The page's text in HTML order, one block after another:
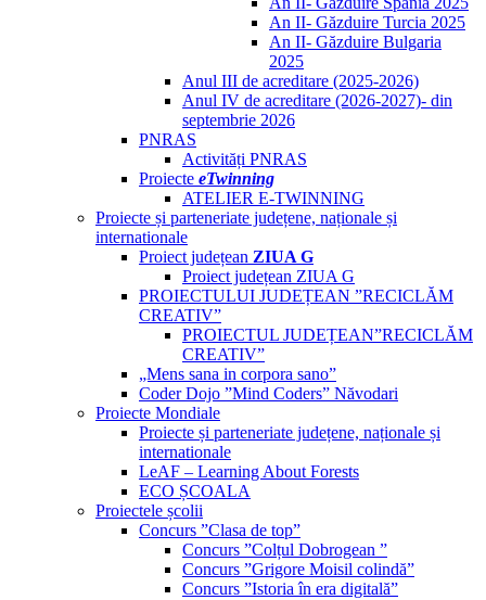
An II- Găzduire Turcia 2025
An II- Găzduire Bulgaria
2025
Anul III de acreditare (2025-2026)
Anul IV de acreditare (2026-2027)- din
septembrie 2026
PNRAS
Activități PNRAS
Proiecte eTwinning
ATELIER E-TWINNING
Proiecte și parteneriate județene, naționale și
internationale
Proiect județean ZIUA G
Proiect județean ZIUA G
PROIECTULUI JUDEȚEAN ”RECICLĂM
CREATIV”
PROIECTUL JUDEȚEAN”RECICLĂM
CREATIV”
„Mens sana in corpora sano”
Coder Dojo ”Mind Coders” Năvodari
Proiecte Mondiale
Proiecte și parteneriate județene, naționale și
internationale
LeAF – Learning About Forests
ECO ȘCOALA
Proiectele școlii
Concurs ”Clasa de top”
Concurs ”Colțul Dobrogean ”
Concurs ”Grigore Moisil colindă”
Concurs ”Istoria în era digitală”